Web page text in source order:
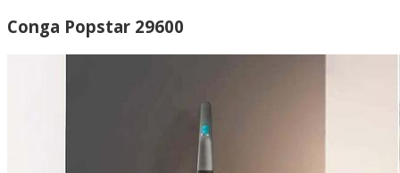
Conga Popstar 29600